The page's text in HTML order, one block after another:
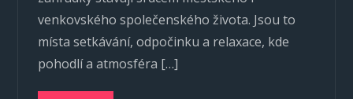
venkovského společenského života. Jsou to
místa setkávání, odpočinku a relaxace, kde
pohodlí a atmosféra […]